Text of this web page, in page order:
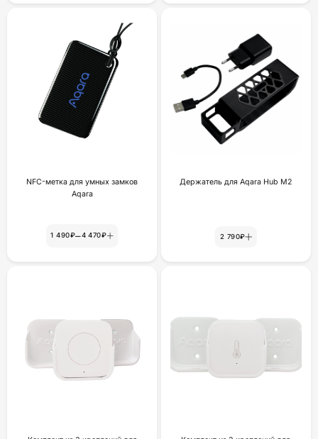
NFC-метка для умных замков
Aqara
1 490₽–4 470₽
Держатель для Aqara Hub M2
2 790₽